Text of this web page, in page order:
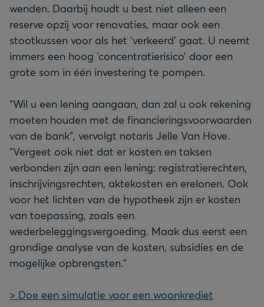
wenden. Daarbij houdt u best niet alleen een
reserve opzij voor renovaties, maar ook een
stootkussen voor als het ‘verkeerd’ gaat. U neemt
immers een hoog ‘concentratierisico’ door een
grote som in één investering te pompen.
“Wil u een lening aangaan, dan zal u ook rekening
moeten houden met de financieringsvoorwaarden
van de bank”, vervolgt notaris Jelle Van Hove.
“Vergeet ook niet dat er kosten en taksen
verbonden zijn aan een lening: registratierechten,
inschrijvingsrechten, aktekosten en erelonen. Ook
voor het lichten van de hypotheek zijn er kosten
van toepassing, zoals een
wederbeleggingsvergoeding. Maak dus eerst een
grondige analyse van de kosten, subsidies en de
mogelijke opbrengsten.”
> Doe een simulatie voor een woonkrediet